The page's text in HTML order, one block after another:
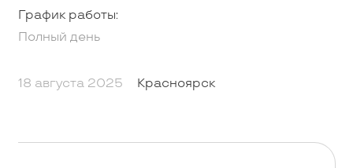
График работы:
Полный день
18 августа 2025 Красноярск